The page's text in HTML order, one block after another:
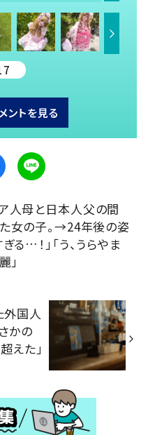
ントを見る
人母と日本人父の間
女の子。→24年後の姿
る…！」「う、うらやま
」
外国人
かの
えた」